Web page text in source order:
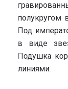
полукругом
Под
в виде
Подушка
линиями.